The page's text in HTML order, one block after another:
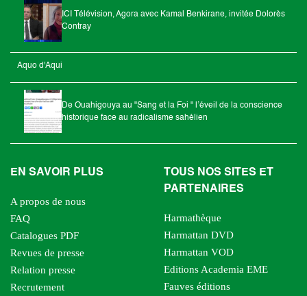
ICI Télévision, Agora avec Kamal Benkirane, invitée Dolorès
Contray
Aquo d'Aqui
De Ouahigouya au "Sang et la Foi " l’éveil de la conscience
historique face au radicalisme sahélien
EN SAVOIR PLUS
A propos de nous
FAQ
Catalogues PDF
Revues de presse
Relation presse
Recrutement
TOUS NOS SITES ET
PARTENAIRES
Harmathèque
Harmattan DVD
Harmattan VOD
Editions Academia EME
Fauves éditions